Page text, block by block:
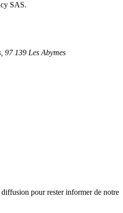
SAS.
97 139 Les Abymes
pour rester informer de notre